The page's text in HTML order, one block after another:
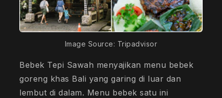
Image Source: Tripadvisor
Bebek Tepi Sawah menyajikan menu bebek
goreng khas Bali yang garing di luar dan
lembut di dalam. Menu bebek satu ini